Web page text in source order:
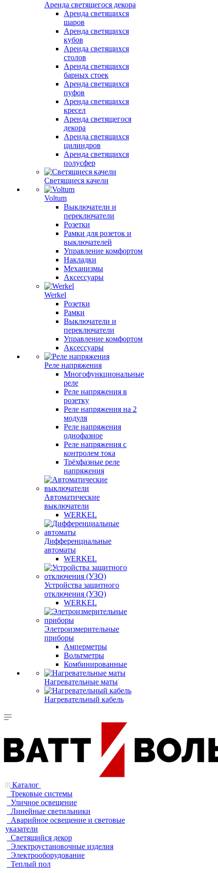
Аренда светящегося декора
Аренда светящихся
шаров
Аренда светящихся
кубов
Аренда светящихся
столов
Аренда светящихся
барных стоек
Аренда светящихся
пуфов
Аренда светящихся
кресел
Аренда светящегося
декора
Аренда светящихся
цилиндров
Аренда светящихся
полусфер
Светящиеся качели
Voltum
Выключатели и
переключатели
Розетки
Рамки для розеток и
выключателей
Управление комфортом
Накладки
Механизмы
Аксессуары
Werkel
Розетки
Рамки
Выключатели и
переключатели
Управление комфортом
Аксессуары
Реле напряжения
Многофункциональные
реле
Реле напряжения в
розетку
Реле напряжения на 2
модуля
Реле напряжения
однофазное
Реле напряжения с
контролем тока
Трёхфазные реле
напряжения
Автоматические
выключатели
WERKEL
Дифференциальные
автоматы
WERKEL
Устройства защитного
отключения (УЗО)
WERKEL
Элетроизмерительные
приборы
Амперметры
Вольтметры
Комбинированные
Нагревательные маты
Нагревательный кабель
Каталог
Трековые системы
Уличное освещение
Линейные светильники
Аварийное освещение и световые
указатели
Светящийся декор
Электроустановочные изделия
Электрооборудование
Теплый пол